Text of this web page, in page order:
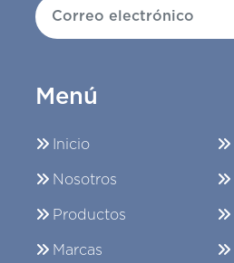
Menú
Inicio
Nosotros
Productos
Marcas